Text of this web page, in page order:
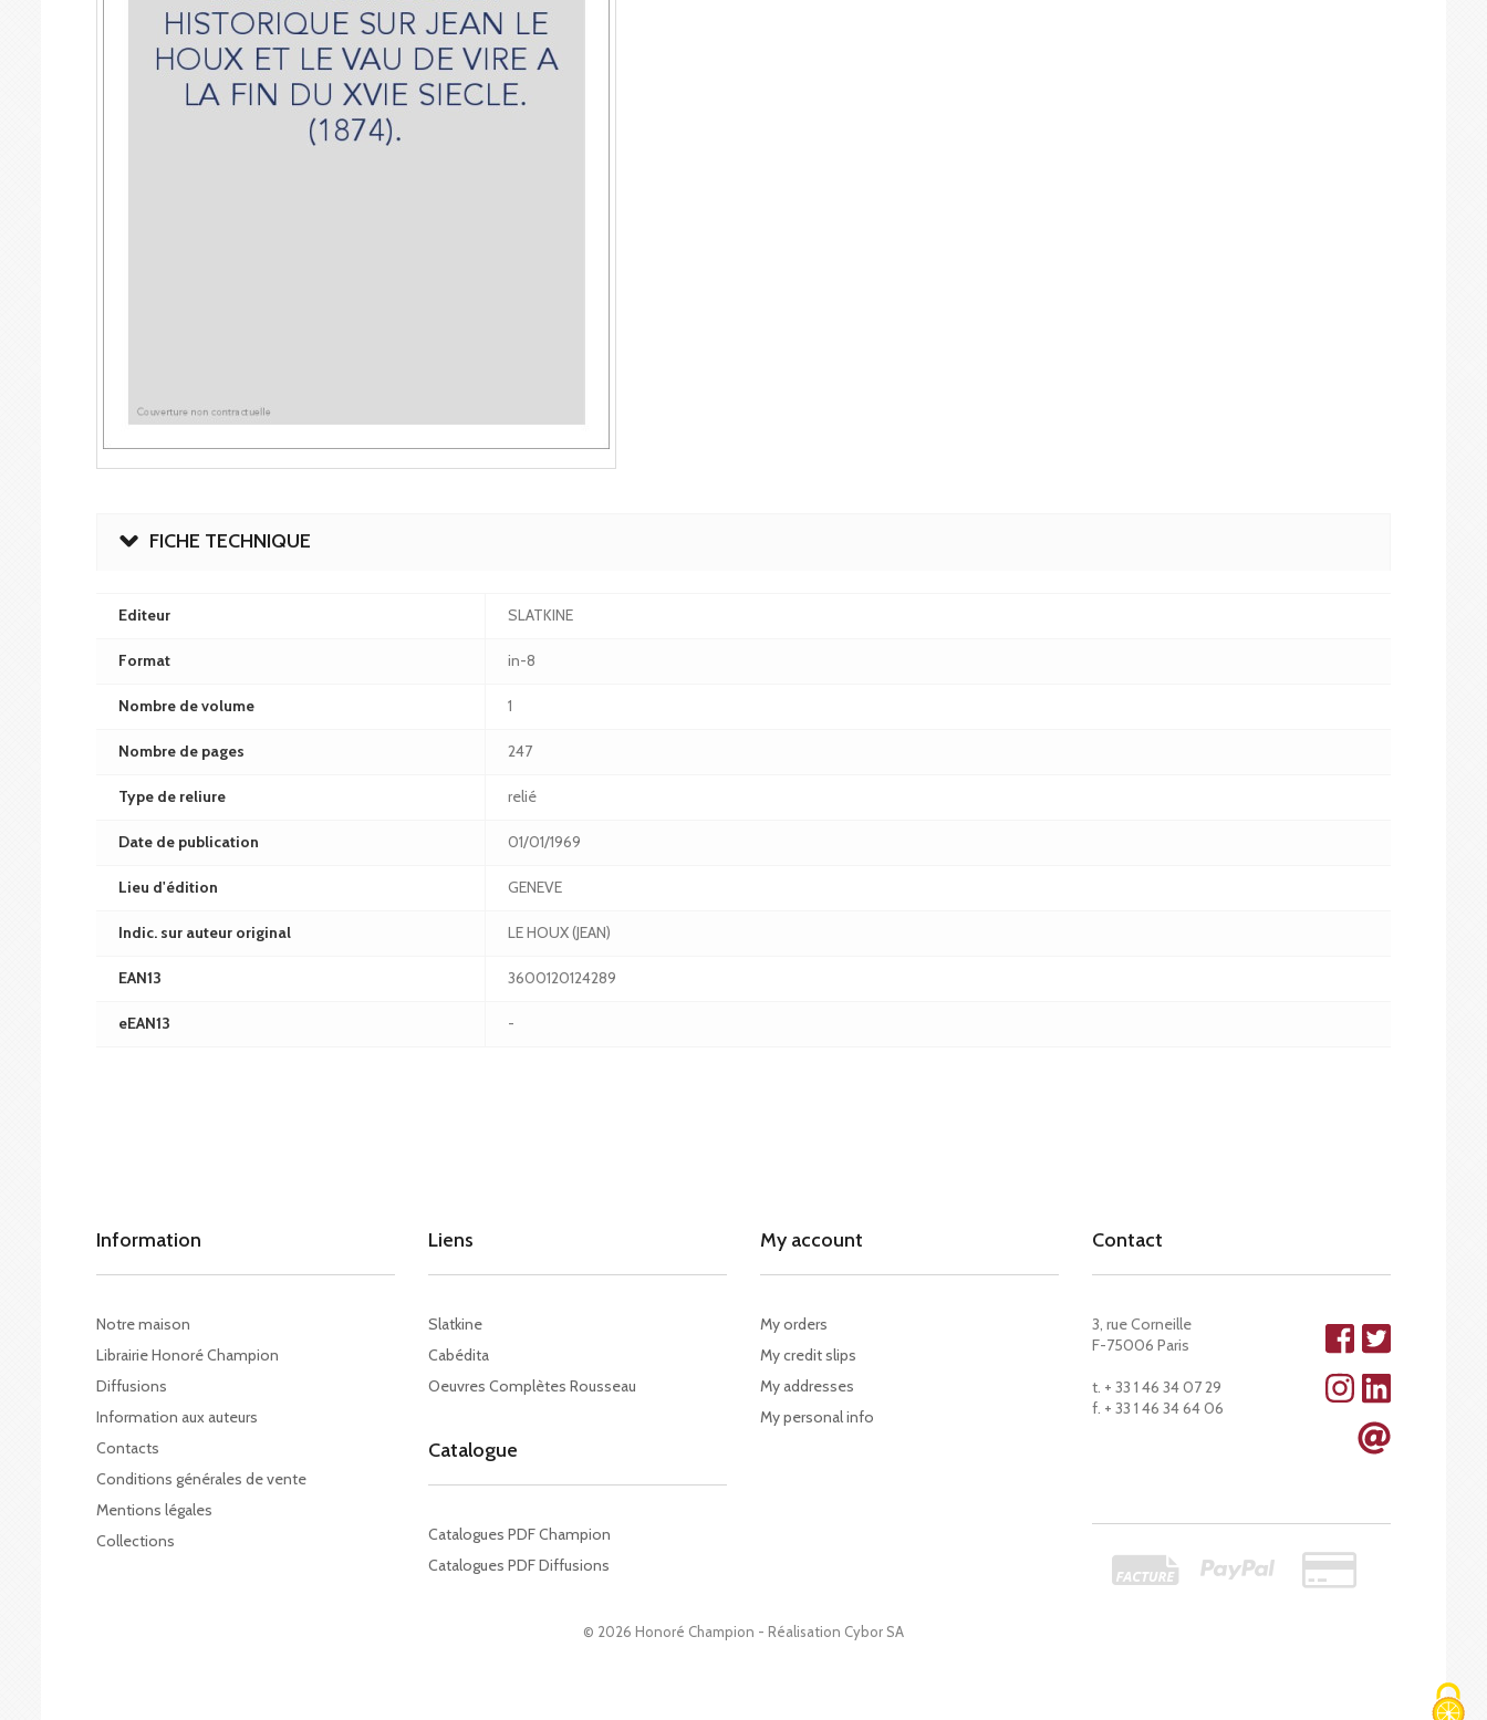
FICHE TECHNIQUE
Editeur SLATKINE
Format in-8
Nombre de volume 1
Nombre de pages 247
Type de reliure relié
Date de publication 01/01/1969
Lieu d'édition GENEVE
Indic. sur auteur original LE HOUX (JEAN)
EAN13 3600120124289
eEAN13 -
Information
Notre maison
Librairie Honoré Champion
Diffusions
Information aux auteurs
Contacts
Conditions générales de vente
Mentions légales
Collections
© 2026 Honoré Champion - Réalisation Cybor SA
Liens
Slatkine
Cabédita
Oeuvres Complètes Rousseau
Catalogue
Catalogues PDF Champion
Catalogues PDF Diffusions
My account
My orders
My credit slips
My addresses
My personal info
Contact
3, rue Corneille
F-75006 Paris
t. + 33 1 46 34 07 29
f. + 33 1 46 34 64 06